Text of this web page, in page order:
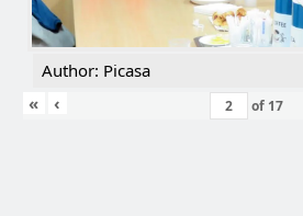
Author: Picasa
«
‹ of 17